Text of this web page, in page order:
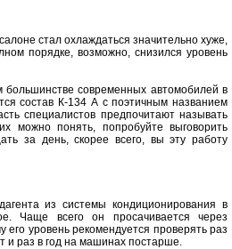
стал охлаждаться значительно хуже,
порядке, возможно, снизился уровень
современных автомобилей в
состав К-134 А с поэтичным названием
специалистов предпочитают называть
можно понять, попробуйте выговорить
за день, скорее всего, вы эту работу
из системы кондиционирования в
Чаще всего он просачивается через
уровень рекомендуется проверять раз
и раз в год на машинах постарше.